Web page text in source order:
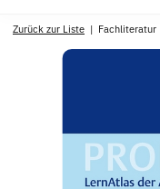
Zurück zur Liste Fachliteratur